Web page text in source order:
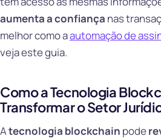
aumenta a confiança nas
melhor como aautomação de
veja este guia.
Como a Tecnologia
Transformar o Setor
Atecnologia blockchain pode